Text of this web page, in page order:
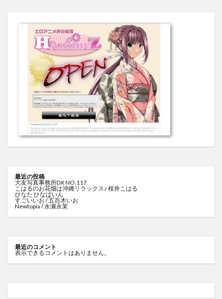
最近の投稿
大友写真事務所DX NO.117
こはるのお花畑は沖縄リラックス♪ 桜井こはる
ひなた ひなぱいん
すごいいお / 五百木いお
Newtopia / 永瀬永茉
最近のコメント
表示できるコメントはありません。